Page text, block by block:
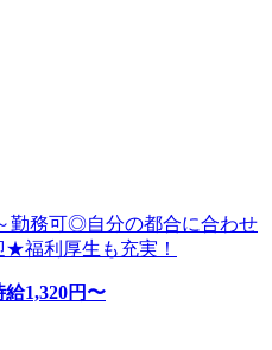
勤務可◎自分の都合に合わせ
福利厚生も充実！
給1,320円〜